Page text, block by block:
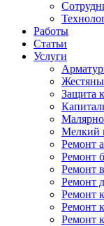
Работы
Статьи
Услуги
Защита
Мелкий
Ремонт
Ремонт
Ремонт
Ремонт
Ремонт
Ремонт
Ремонт